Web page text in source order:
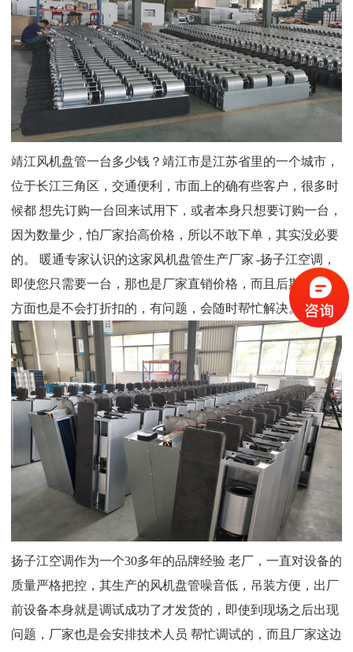
靖江风机盘管一台多少钱 ？靖江市是江苏省里的一个城市，
位于长江三角区，交通便利，市面上的确有些客户，很多时
候都 想先订购一台回来试用下，或者本身只想要订购一台，
因为数量少，怕厂家抬高价格，所以不敢下单，其实没必要
的。
暖通专家认识的这家风机盘管生产厂家 -扬子江空调，
即使您只需要一台，那也是厂家直销价格，而且后期在质保
方面也是不会打折扣的，有问题，会随时帮忙解决。
扬子江空调作为一个30多年的品牌经验 老厂，一直对设备的
质量严格把控， 其生产的风机盘管噪音低，吊装方便， 出厂
前设备本身就是调试成功了才发货的，即使到现场之后出现
问题，厂家也是会安排技术人员 帮忙调试的，而且 厂家这边